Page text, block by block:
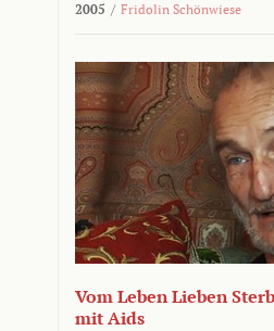
2005 / Fridolin Schönwiese
Vom Leben Lieben
mit Aids